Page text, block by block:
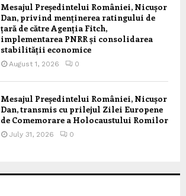
Mesajul Președintelui României, Nicușor
Dan, privind menținerea ratingului de
țară de către Agenția Fitch,
implementarea PNRR și consolidarea
stabilității economice
August 1, 2026 0
Mesajul Președintelui României, Nicușor
Dan, transmis cu prilejul Zilei Europene
de Comemorare a Holocaustului Romilor
July 31, 2026 0